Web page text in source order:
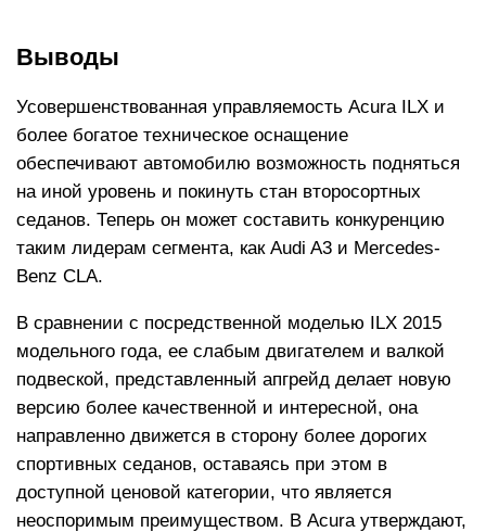
Выводы
Усовершенствованная управляемость Acura ILX и
более богатое техническое оснащение
обеспечивают автомобилю возможность подняться
на иной уровень и покинуть стан второсортных
седанов. Теперь он может составить конкуренцию
таким лидерам сегмента, как Audi A3 и Mercedes-
Benz CLA.
В сравнении с посредственной моделью ILX 2015
модельного года, ее слабым двигателем и валкой
подвеской, представленный апгрейд делает новую
версию более качественной и интересной, она
направленно движется в сторону более дорогих
спортивных седанов, оставаясь при этом в
доступной ценовой категории, что является
неоспоримым преимуществом. В Acura утверждают,